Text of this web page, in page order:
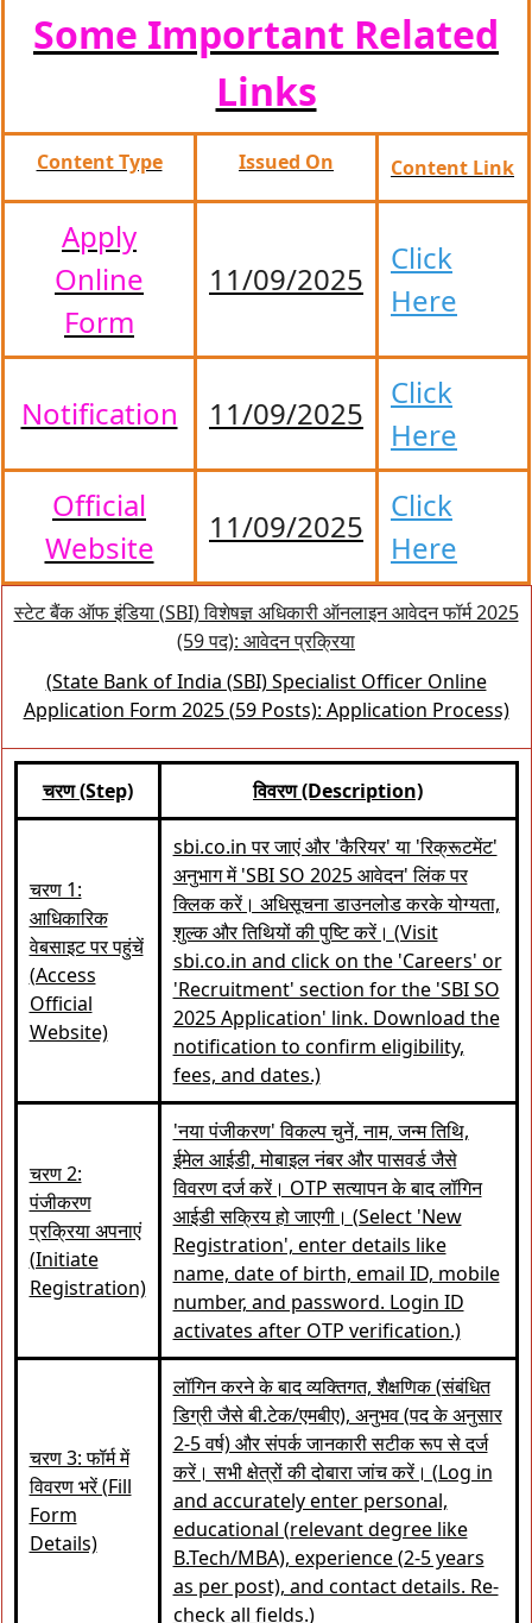
Some Important Related
Links
Content Type Issued On Content Link
Apply
Online
Form
11/09/2025
Click
Here
Notification 11/09/2025
Click
Here
Official
Website
11/09/2025
Click
Here
स्टेट बैंक ऑफ इंडिया (SBI) विशेषज्ञ अधिकारी ऑनलाइन आवेदन फॉर्म 2025
(59 पद): आवेदन प्रक्रिया
(State Bank of India (SBI) Specialist Officer Online
Application Form 2025 (59 Posts): Application Process)
चरण (Step) विवरण (Description)
चरण 1:
आधिकारिक
वेबसाइट पर पहुंचें
(Access
Official
Website)
sbi.co.in पर जाएं और 'कैरियर' या 'रिक्रूटमेंट'
अनुभाग में 'SBI SO 2025 आवेदन' लिंक पर
क्लिक करें। अधिसूचना डाउनलोड करके योग्यता,
शुल्क और तिथियों की पुष्टि करें। (Visit
sbi.co.in and click on the 'Careers' or
'Recruitment' section for the 'SBI SO
2025 Application' link. Download the
notification to confirm eligibility,
fees, and dates.)
चरण 2:
पंजीकरण
प्रक्रिया अपनाएं
(Initiate
Registration)
'नया पंजीकरण' विकल्प चुनें, नाम, जन्म तिथि,
ईमेल आईडी, मोबाइल नंबर और पासवर्ड जैसे
विवरण दर्ज करें। OTP सत्यापन के बाद लॉगिन
आईडी सक्रिय हो जाएगी। (Select 'New
Registration', enter details like
name, date of birth, email ID, mobile
number, and password. Login ID
activates after OTP verification.)
चरण 3: फॉर्म में
विवरण भरें (Fill
Form
Details)
लॉगिन करने के बाद व्यक्तिगत, शैक्षणिक (संबंधित
डिग्री जैसे बी.टेक/एमबीए), अनुभव (पद के अनुसार
2-5 वर्ष) और संपर्क जानकारी सटीक रूप से दर्ज
करें। सभी क्षेत्रों की दोबारा जांच करें। (Log in
and accurately enter personal,
educational (relevant degree like
B.Tech/MBA), experience (2-5 years
as per post), and contact details. Re-
check all fields.)